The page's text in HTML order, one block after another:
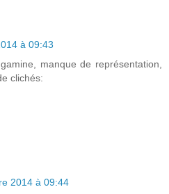
à 09:43
manque de représentation,
clichés:
2014 à 09:44